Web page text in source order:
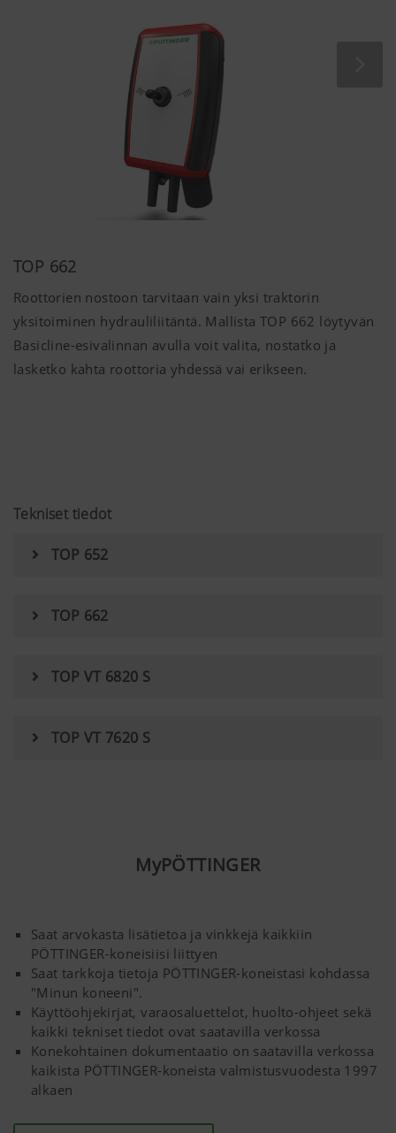
sitä, että näytettävä sisältö on mukautettua ja se
riippuu tavasta, jolla käytät nettisivujamme.
Evästeiden (cookies) käyttötarkoitus
Nettisivuillamme on linkkejä YouTube-
käytämme YouTuben tarjoamaa
tietojensuojausta. YouTube ei tallenna
käyttäjistä tälle nettisivulle, paitsi jos
Me emme voi hallita YouTuben
estää nämä evästeet oman selaimesi
TOP 662
Roottorien nostoon tarvitaan vain yksi traktorin
yksitoiminen hydrauliliitäntä. Mallista TOP 662 löytyvän
Basicline-esivalinnan avulla voit valita, nostatko ja
lasketko kahta roottoria yhdessä vai erikseen.
Tekniset tiedot
TOP 652
TOP 662
TOP VT 6820 S
TOP VT 7620 S
MyPÖTTINGER
Saat arvokasta lisätietoa ja vinkkejä kaikkiin
PÖTTINGER-koneisiisi liittyen
Saat tarkkoja tietoja PÖTTINGER-koneistasi kohdassa
"Minun koneeni".
Käyttöohjekirjat, varaosaluettelot, huolto-ohjeet sekä
kaikki tekniset tiedot ovat saatavilla verkossa
Konekohtainen dokumentaatio on saatavilla verkossa
kaikista PÖTTINGER-koneista valmistusvuodesta 1997
alkaen